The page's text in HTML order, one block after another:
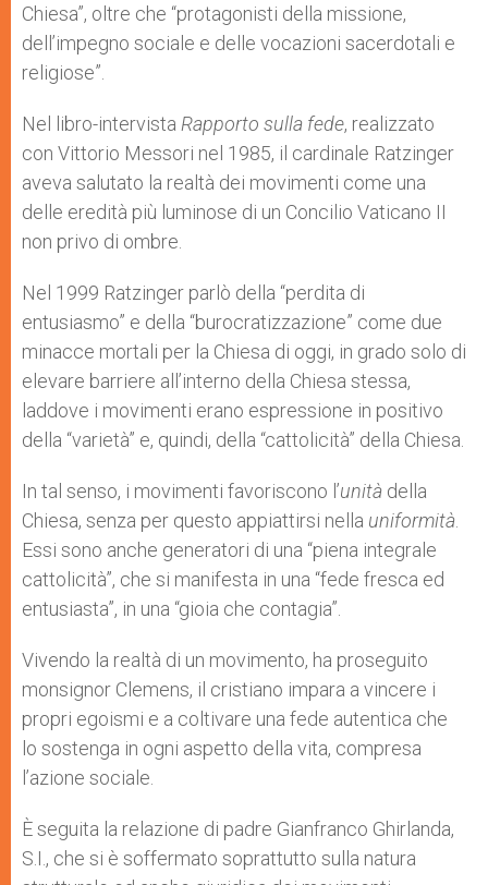
Chiesa”, oltre che “protagonisti della missione,
dell’impegno sociale e delle vocazioni sacerdotali e
religiose”.
Nel libro-intervista Rapporto sulla fede, realizzato
con Vittorio Messori nel 1985, il cardinale Ratzinger
aveva salutato la realtà dei movimenti come una
delle eredità più luminose di un Concilio Vaticano II
non privo di ombre.
Nel 1999 Ratzinger parlò della “perdita di
entusiasmo” e della “burocratizzazione” come due
minacce mortali per la Chiesa di oggi, in grado solo di
elevare barriere all’interno della Chiesa stessa,
laddove i movimenti erano espressione in positivo
della “varietà” e, quindi, della “cattolicità” della Chiesa.
In tal senso, i movimenti favoriscono l’unità della
Chiesa, senza per questo appiattirsi nella uniformità
Essi sono anche generatori di una “piena integrale
cattolicità”, che si manifesta in una “fede fresca ed
entusiasta”, in una “gioia che contagia”.
Vivendo la realtà di un movimento, ha proseguito
monsignor Clemens, il cristiano impara a vincere i
propri egoismi e a coltivare una fede autentica che
lo sostenga in ogni aspetto della vita, compresa
l’azione sociale.
È seguita la relazione di padre Gianfranco Ghirlanda,
S.I., che si è soffermato soprattutto sulla natura